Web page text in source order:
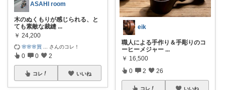
ASAHI room
木のぬくもりが感じられる、と
ても素敵な裁縫 ...
￥ 24,200
🌸🌸🌸買 さんのコレ！
0 0 2
コレ いいね
eik
職人による手作り＆手彫りのコ
ーヒーメジャー ...
￥ 16,500
0 2 26
コレ いいね